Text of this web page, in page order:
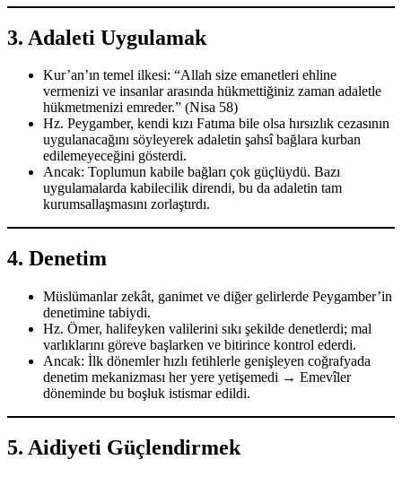
3. Adaleti Uygulamak
Kur’an’ın temel ilkesi: “Allah size emanetleri ehline
vermenizi ve insanlar arasında hükmettiğiniz zaman adaletle
hükmetmenizi emreder.” (Nisa 58)
Hz. Peygamber, kendi kızı Fatıma bile olsa hırsızlık cezasının
uygulanacağını söyleyerek adaletin şahsî bağlara kurban
edilemeyeceğini gösterdi.
Ancak: Toplumun kabile bağları çok güçlüydü. Bazı
uygulamalarda kabilecilik direndi, bu da adaletin tam
kurumsallaşmasını zorlaştırdı.
4. Denetim
Müslümanlar zekât, ganimet ve diğer gelirlerde Peygamber’in
denetimine tabiydi.
Hz. Ömer, halifeyken valilerini sıkı şekilde denetlerdi; mal
varlıklarını göreve başlarken ve bitirince kontrol ederdi.
Ancak: İlk dönemler hızlı fetihlerle genişleyen coğrafyada
denetim mekanizması her yere yetişemedi → Emevîler
döneminde bu boşluk istismar edildi.
5. Aidiyeti Güçlendirmek